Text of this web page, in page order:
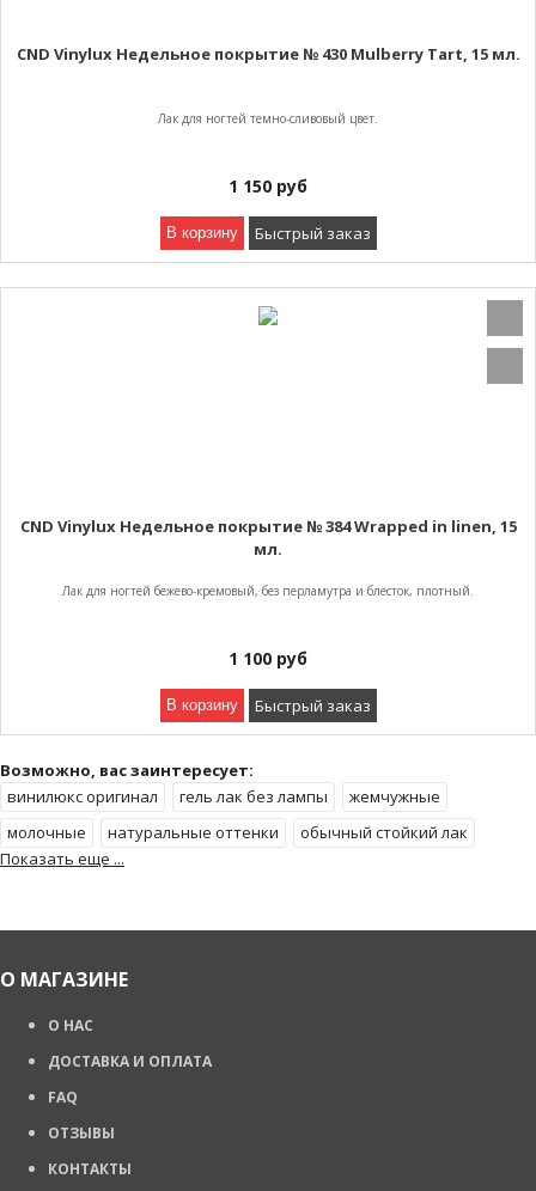
CND Vinylux Недельное покрытие № 430 Mulberry Tart, 15 мл.
Лак для ногтей темно-сливовый цвет.
1 150 руб
В корзину Быстрый заказ
CND Vinylux Недельное покрытие № 384 Wrapped in linen, 15
мл.
Лак для ногтей бежево-кремовый, без перламутра и блесток, плотный.
1 100 руб
В корзину Быстрый заказ
Возможно, вас заинтересует:
Показать еще ...
винилюкс оригинал гель лак без лампы
жемчужные
молочные
натуральные оттенки
обычный стойкий лак
перламутровые
О МАГАЗИНЕ
О НАС
ДОСТАВКА И ОПЛАТА
FAQ
ОТЗЫВЫ
КОНТАКТЫ